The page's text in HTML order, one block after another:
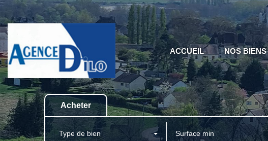
ACCUEIL NOS BIENS
Acheter
Type de bien